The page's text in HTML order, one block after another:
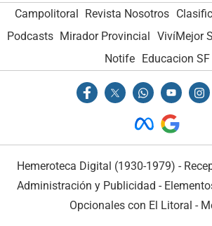
Campolitoral Revista Nosotros
Podcasts Mirador Provincial VivíMejor
Notife Educacion SF
Hemeroteca Digital (1930-1979) -
Administración y Publicidad -
Opcionales con El Litoral -